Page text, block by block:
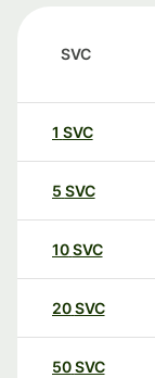
SVC
1 SVC
5 SVC
10SVC
20SVC
50SVC